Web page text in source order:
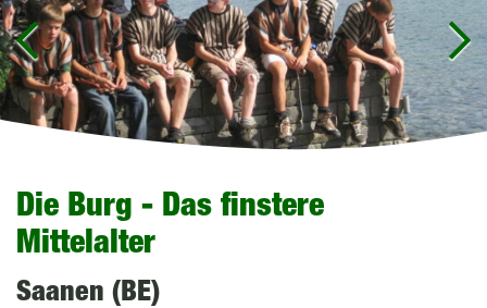
Die Burg - Das finstere
Mittelalter
Saanen (BE)